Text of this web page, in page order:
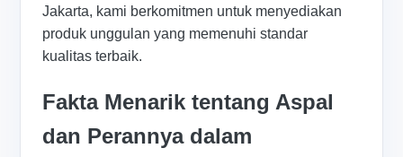
Jakarta, kami berkomitmen untuk menyediakan
produk unggulan yang memenuhi standar
kualitas terbaik.
Fakta Menarik tentang Aspal
dan Perannya dalam